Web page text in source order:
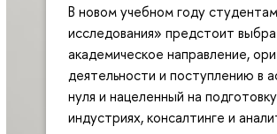
В новом учебном году
исследования» предстоит
академическое направление,
деятельности и поступлению в
нуля и нацеленный на
индустриях, консалтинге и